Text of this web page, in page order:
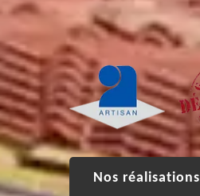
Nos réalisations